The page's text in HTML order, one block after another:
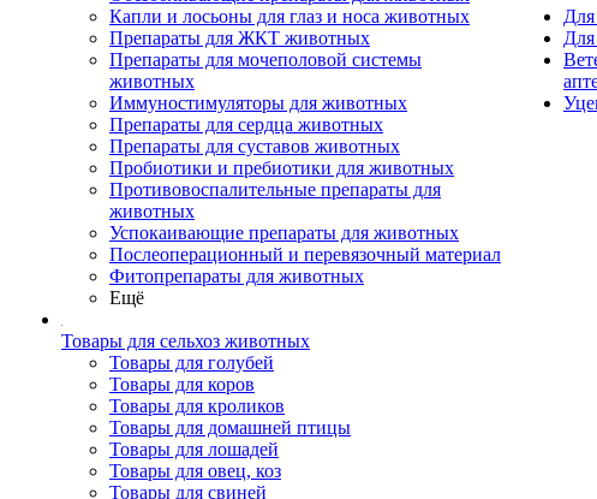
Капли и лосьоны для глаз и носа животных
Препараты для ЖКТ животных
Препараты для мочеполовой системы
животных
Иммуностимуляторы для животных
Препараты для сердца животных
Препараты для суставов животных
Пробиотики и пребиотики для животных
Противовоспалительные препараты для
животных
Успокаивающие препараты для животных
Послеоперационный и перевязочный материал
Фитопрепараты для животных
Ещё
Товары для сельхоз животных
Товары для голубей
Товары для коров
Товары для кроликов
Товары для домашней птицы
Товары для лошадей
Товары для овец, коз
Товары для свиней
Для